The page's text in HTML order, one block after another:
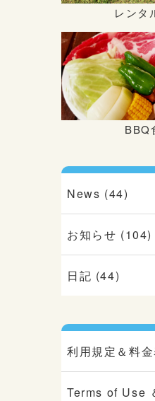
レンタ
BBQ
News (44)
お知らせ (104)
日記 (44)
利用規定＆料金
Terms of Use